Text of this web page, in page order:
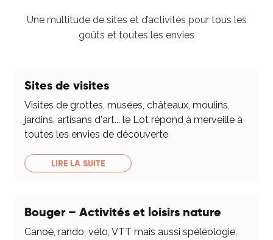
Une multitude de sites et d’activités pour tous les
goûts et toutes les envies
Sites de visites
Visites de grottes, musées, châteaux, moulins,
jardins, artisans d'art... le Lot répond à merveille à
toutes les envies de découverte
LIRE LA SUITE
Bouger – Activités et loisirs nature
Canoë, rando, vélo, VTT mais aussi spéléologie,